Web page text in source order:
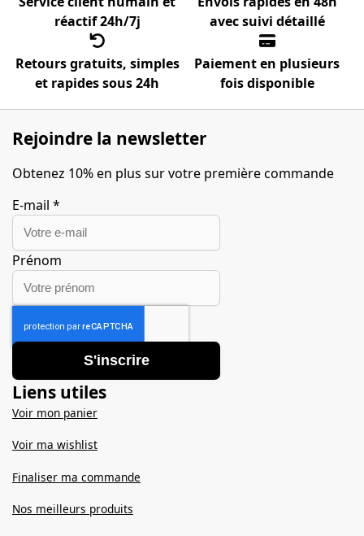
réactif 24h/7j
avec suivi détaillé
Retours gratuits, simples
et rapides sous 24h
Paiement en plusieurs
fois disponible
Rejoindre la newsletter
Obtenez 10% en plus sur votre première commande
E-mail *
Prénom
S'inscrire
Liens utiles
Voir mon panier
Voir ma wishlist
Finaliser ma commande
Nos meilleurs produits